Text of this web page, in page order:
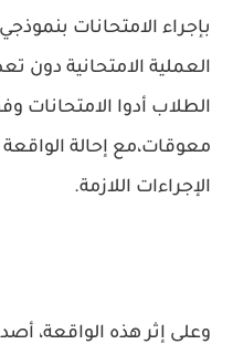
بإجراء الامتحانات
العملية الامتحانية دون
الطلاب أدوا الامتحانات
معوقات،مع إحالة الواقعة
الإجراءات اللازمة.
وعلى إثر هذه الواقعة،